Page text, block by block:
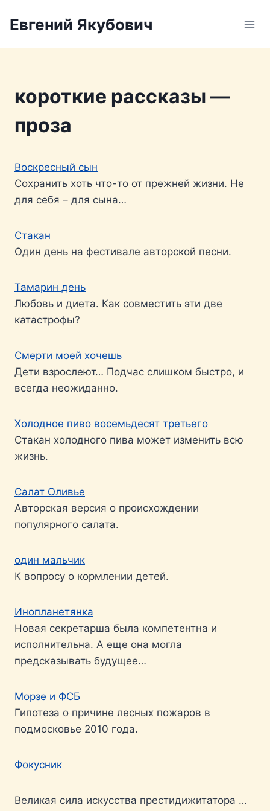
Евгений Якубович
короткие рассказы —
проза
Воскресный сын
Сохранить хоть что-то от прежней жизни. Не
для себя – для сына…
Стакан
Один день на фестивале авторской песни.
Тамарин день
Любовь и диета. Как совместить эти две
катастрофы?
Смерти моей хочешь
Дети взрослеют… Подчас слишком быстро, и
всегда неожиданно.
Холодное пиво восемьдесят третьего
Стакан холодного пива может изменить всю
жизнь.
Салат Оливье
Авторская версия о происхождении
популярного салата.
один мальчик
К вопросу о кормлении детей.
Инопланетянка
Новая секретарша была компетентна и
исполнительна. А еще она могла
предсказывать будущее…
Морзе и ФСБ
Гипотеза о причине лесных пожаров в
подмосковье 2010 года.
Фокусник
Великая сила искусства престидижитатора …